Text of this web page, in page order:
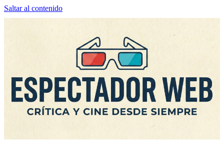
Saltar al contenido